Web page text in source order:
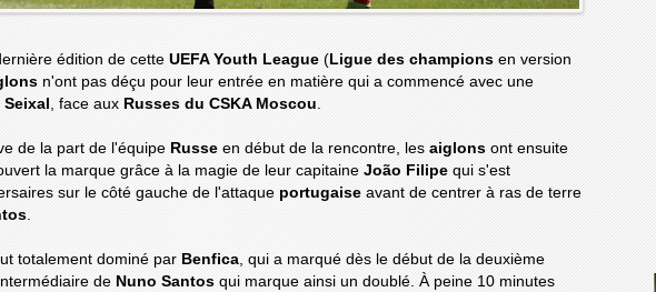
édition de cette UEFA Youth League ( Ligue des champions en version
n'ont pas déçu pour leur entrée en matière qui a commencé avec une
Seixal , face aux Russes du CSKA Moscou.
de la part de l'équipe Russe en début de la rencontre, les aiglons ont ensuite
la marque grâce à la magie de leur capitaine João Filipe qui s'est
sur le côté gauche de l'attaque portugaise avant de centrer à ras de terre
.
totalement dominé par Benfica, qui a marqué dès le début de la deuxième
de Nuno Santos qui marque ainsi un doublé. À peine 10 minutes